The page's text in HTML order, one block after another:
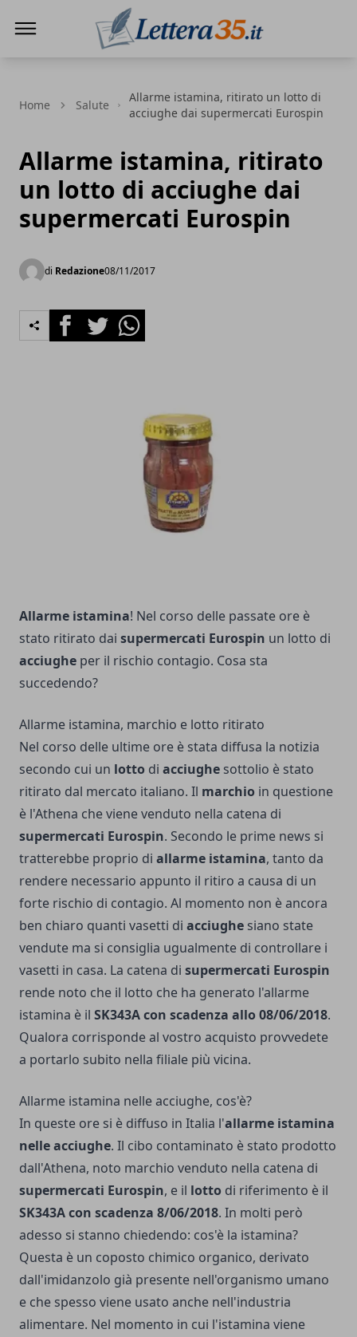
Home Salute
Allarme istamina, ritirato un lotto di
acciughe dai supermercati Eurospin
Allarme istamina, ritirato
un lotto di acciughe dai
supermercati Eurospin
di Redazione08/11/2017
FacebookTwitterWhatsapp
Allarme istamina! Nel corso delle passate ore è
stato ritirato dai supermercati Eurospin un lotto di
acciughe per il rischio contagio. Cosa sta
succedendo?
Allarme istamina, marchio e lotto ritirato
Nel corso delle ultime ore è stata diffusa la notizia
secondo cui un lotto di acciughe sottolio è stato
ritirato dal mercato italiano. Il marchio in questione
è l'Athena che viene venduto nella catena di
supermercati Eurospin. Secondo le prime news si
tratterebbe proprio di allarme istamina, tanto da
rendere necessario appunto il ritiro a causa di un
forte rischio di contagio. Al momento non è ancora
ben chiaro quanti vasetti di acciughe siano state
vendute ma si consiglia ugualmente di controllare i
vasetti in casa. La catena di supermercati Eurospin
rende noto che il lotto che ha generato l'allarme
istamina è il SK343A con scadenza allo 08/06/2018.
Qualora corrisponde al vostro acquisto provvedete
a portarlo subito nella filiale più vicina.
Allarme istamina nelle acciughe, cos'è?
In queste ore si è diffuso in Italia l'allarme istamina
nelleacciughe. Il cibo contaminato è stato prodotto
dall'Athena, noto marchio venduto nella catena di
supermercati Eurospin, e il lotto di riferimento è il
SK343A con scadenza 8/06/2018. In molti però
adesso si stanno chiedendo: cos'è la istamina?
Questa è un coposto chimico organico, derivato
dall'imidanzolo già presente nell'organismo umano
e che spesso viene usato anche nell'industria
alimentare. Nel momento in cui l'istamina viene